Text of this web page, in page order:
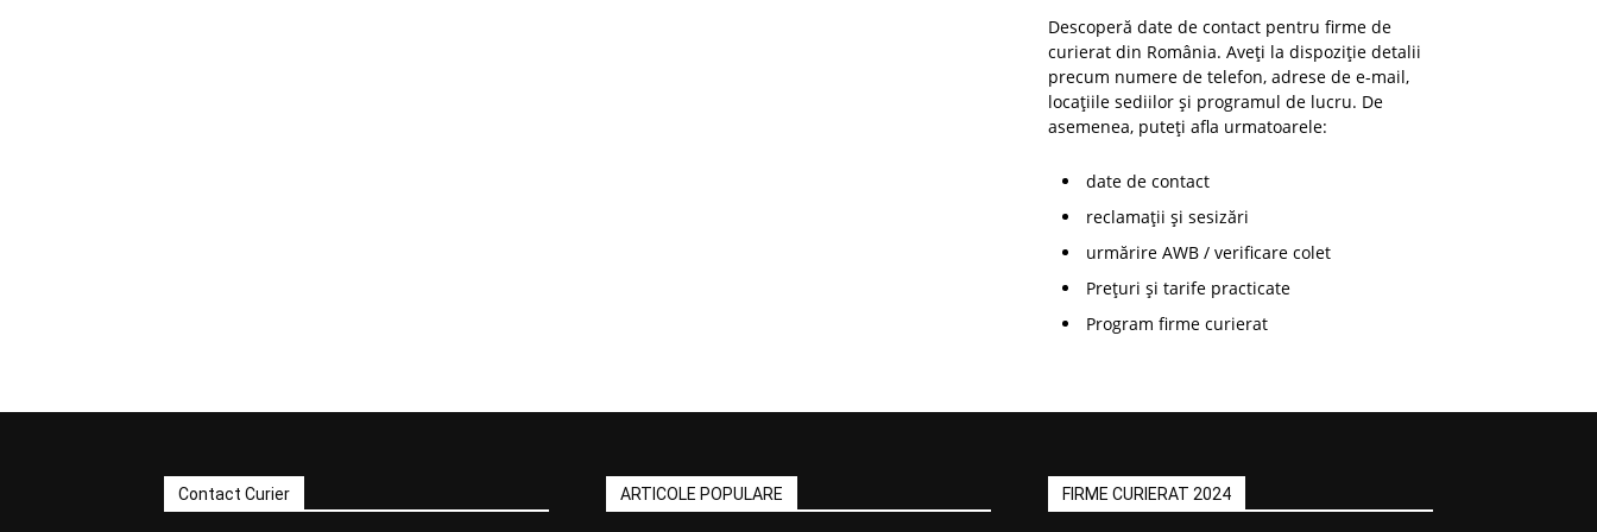
Descoperă date de contact pentru firme de
curierat din România. Aveți la dispoziție detalii
precum numere de telefon, adrese de e-mail,
locațiile sediilor și programul de lucru. De
asemenea, puteți afla urmatoarele:
date de contact
reclamații și sesizări
urmărire AWB / verificare colet
Prețuri și tarife practicate
Program firme curierat
Contact Curier ARTICOLE POPULARE FIRME CURIERAT 2024